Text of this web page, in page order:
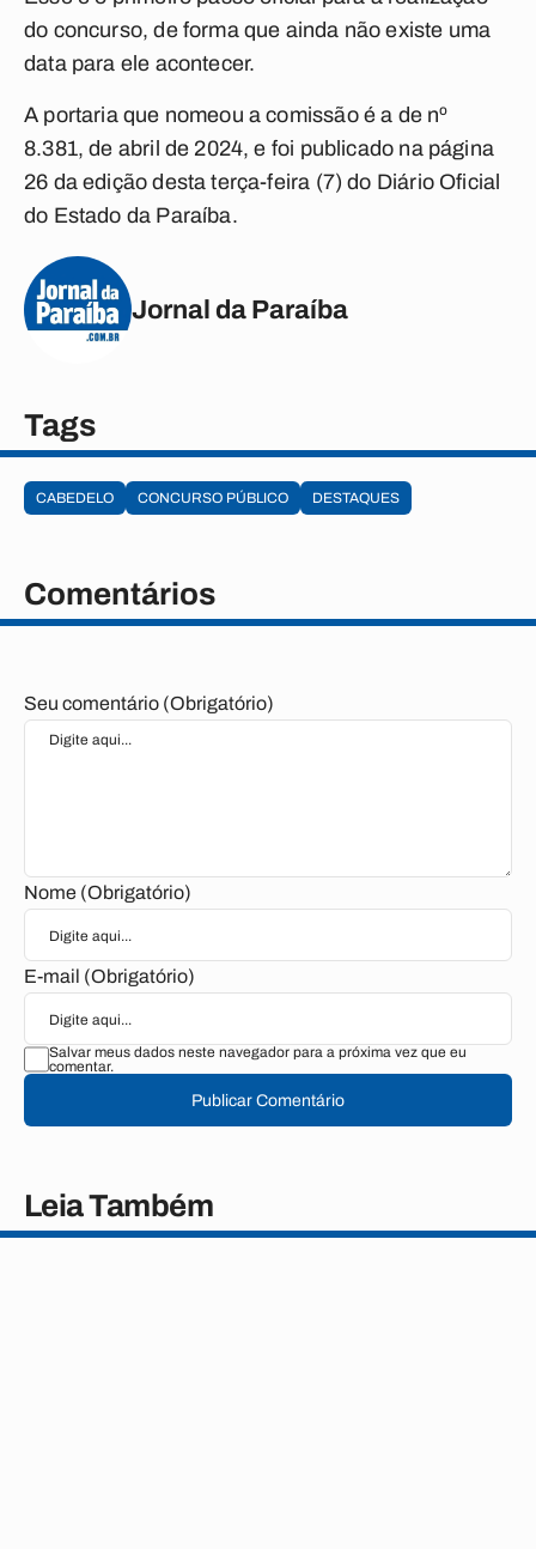
do concurso, de forma que ainda não existe uma
data para ele acontecer.
A portaria que nomeou a comissão é a de nº
8.381, de abril de 2024, e foi publicado na página
26 da edição desta terça-feira (7) do Diário Oficial
do Estado da Paraíba.
Jornal da Paraíba
Tags
CABEDELO CONCURSO PÚBLICO DESTAQUES
Comentários
Seu comentário (Obrigatório)
Nome (Obrigatório)
E-mail (Obrigatório)
Salvar meus dados neste navegador para a próxima vez que eu
comentar.
Publicar Comentário
Leia Também